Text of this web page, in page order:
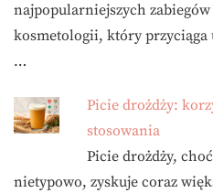
najpopularniejszych
kosmetologii, który przyciąga
…
Picie drożdży:
stosowania
Picie drożdży,
nietypowo, zyskuje coraz